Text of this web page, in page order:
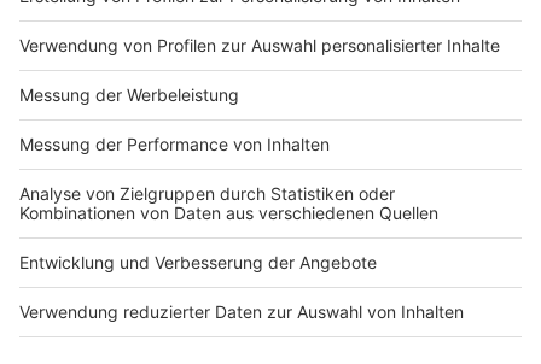
Impressum
Nutzungsbedingungen
Jobs
Presse
Werben
Kontakt
Studio-Hotline
Verkehrs-Hotline
Newsletter